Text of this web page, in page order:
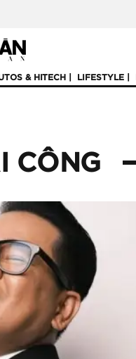
& HITECH LIFESTYLE
CÔNG